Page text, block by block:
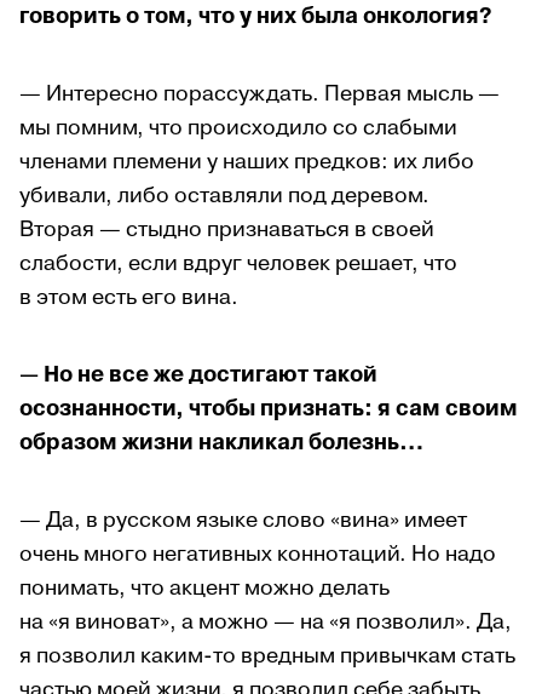
говорить о том, что у них была онкология?
— Интересно порассуждать. Первая мысль —
мы помним, что происходило со слабыми
членами племени у наших предков: их либо
убивали, либо оставляли под деревом.
Вторая — стыдно признаваться в своей
слабости, если вдруг человек решает, что
в этом есть его вина.
— Но не все же достигают такой
осознанности, чтобы признать: я сам своим
образом жизни накликал болезнь…
— Да, в русском языке слово «вина» имеет
очень много негативных коннотаций. Но надо
понимать, что акцент можно делать
на «я виноват», а можно — на «я позволил». Да,
я позволил каким-то вредным привычкам стать